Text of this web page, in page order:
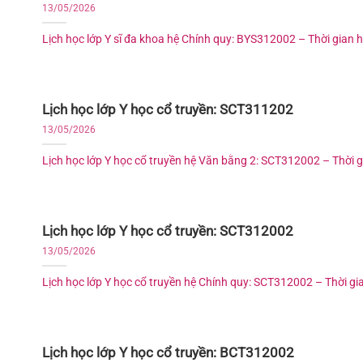
13/05/2026
Lịch học lớp Y sĩ đa khoa hệ Chính quy: BYS312002 – Thời gian
Lịch học lớp Y học cổ truyền: SCT311202
13/05/2026
Lịch học lớp Y học cổ truyền hệ Văn bằng 2: SCT312002 – Thời
Lịch học lớp Y học cổ truyền: SCT312002
13/05/2026
Lịch học lớp Y học cổ truyền hệ Chính quy: SCT312002 – Thời
Lịch học lớp Y học cổ truyền: BCT312002